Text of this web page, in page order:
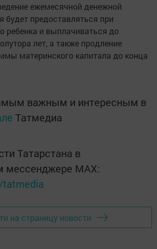
ежемесячной денежной
будет предоставляться при
ребенка и выплачиваться до
лет, а также продление
материнского капитала до конца
важным и интересным в
Татмедиа
Татарстана в
мессенджере MАХ:
на страницу новости